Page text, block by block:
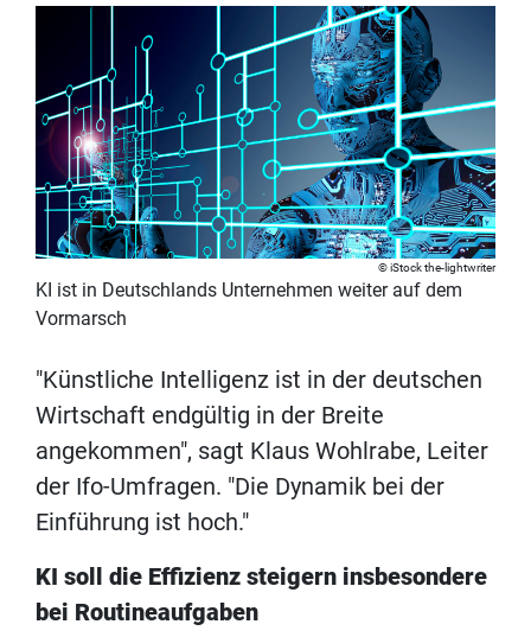
iStock the-lightwriter
KI ist in Deutschlands Unternehmen weiter auf dem
Vormarsch
"Künstliche Intelligenz ist in der deutschen
Wirtschaft endgültig in der Breite
angekommen", sagt Klaus Wohlrabe, Leiter
der Ifo-Umfragen. "Die Dynamik bei der
Einführung ist hoch."
KI soll die Effizienz steigern insbesondere
bei Routineaufgaben